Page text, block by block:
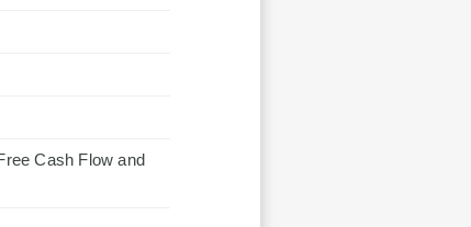
Cash Flow and